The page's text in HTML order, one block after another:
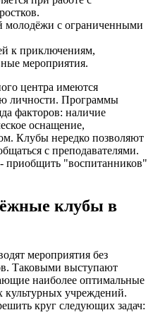
молодёжи с ограниченными
к приключениям,
мероприятия.
центра имеются
личности. Программы
факторов: наличие
оснащение,
Клубы нередко позволяют
с преподавателями.
приобщить "воспитанников"
клубы в
мероприятия без
Таковыми выступают
наиболее оптимальные
учреждений.
круг следующих задач: